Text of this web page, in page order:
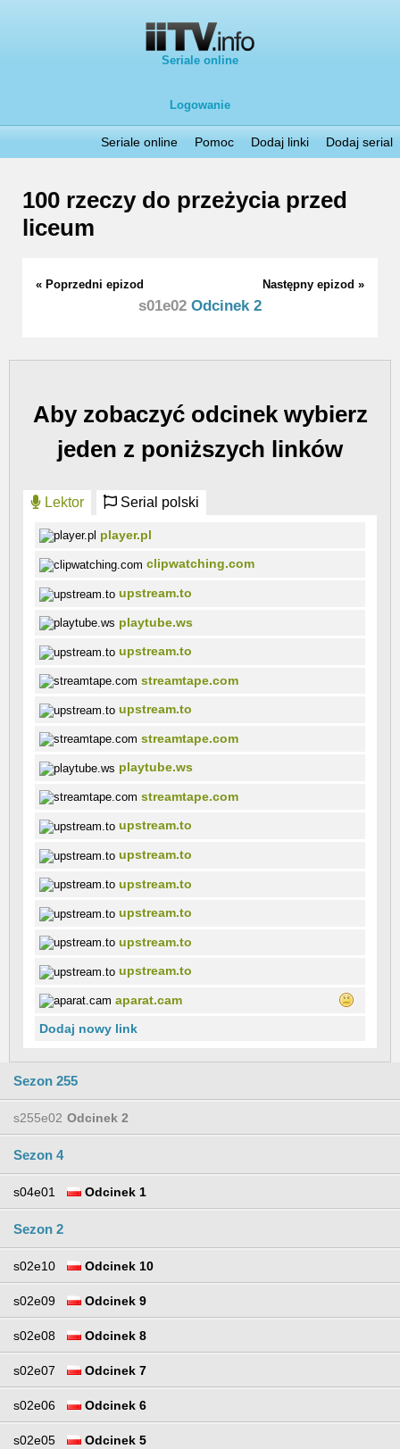
Seriale online
Logowanie
Seriale online Pomoc Dodaj linki Dodaj serial
100 rzeczy do przeżycia przed
liceum
« Poprzedni epizod Następny epizod »
s01e02 Odcinek 2
Aby zobaczyć odcinek wybierz
jeden z poniższych linków
Lektor Serial polski
player.pl
clipwatching.com
upstream.to
playtube.ws
upstream.to
streamtape.com
upstream.to
streamtape.com
playtube.ws
streamtape.com
upstream.to
upstream.to
upstream.to
upstream.to
upstream.to
upstream.to
aparat.cam
Dodaj nowy link
Sezon 255
s255e02 Odcinek 2
Sezon 4
s04e01 Odcinek 1
Sezon 2
s02e10 Odcinek 10
s02e09 Odcinek 9
s02e08 Odcinek 8
s02e07 Odcinek 7
s02e06 Odcinek 6
s02e05 Odcinek 5